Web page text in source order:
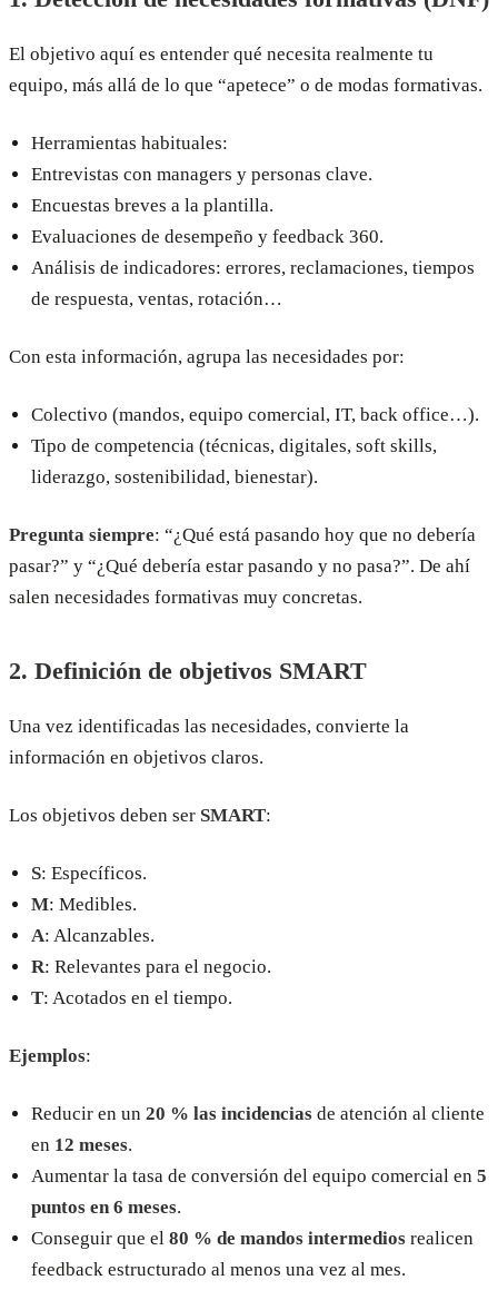
El objetivo aquí es entender qué necesita realmente tu
equipo, más allá de lo que “apetece” o de modas formativas.
Herramientas habituales:
Entrevistas con managers y personas clave.
Encuestas breves a la plantilla.
Evaluaciones de desempeño y feedback 360.
Análisis de indicadores: errores, reclamaciones, tiempos
de respuesta, ventas, rotación…
Con esta información, agrupa las necesidades por:
Colectivo (mandos, equipo comercial, IT, back office…).
Tipo de competencia (técnicas, digitales, soft skills,
liderazgo, sostenibilidad, bienestar).
Pregunta siempre: “¿Qué está pasando hoy que no debería
pasar?” y “¿Qué debería estar pasando y no pasa?”. De ahí
salen necesidades formativas muy concretas.
2. Definición de objetivos SMART
Una vez identificadas las necesidades, convierte la
información en objetivos claros.
Los objetivos deben ser SMART:
S: Específicos.
M: Medibles.
A: Alcanzables.
R: Relevantes para el negocio.
T: Acotados en el tiempo.
Ejemplos:
Reducir en un 20 % las incidencias de atención al cliente
en 12 meses.
Aumentar la tasa de conversión del equipo comercial en 5
puntos en 6 meses.
Conseguir que el 80 % de mandos intermedios realicen
feedback estructurado al menos una vez al mes.